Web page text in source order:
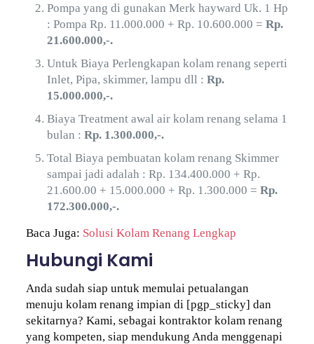
Pompa yang di gunakan Merk hayward Uk. 1 Hp
: Pompa Rp. 11.000.000 + Rp. 10.600.000 = Rp.
21.600.000,-.
Untuk Biaya Perlengkapan kolam renang seperti
Inlet, Pipa, skimmer, lampu dll : Rp.
15.000.000,-.
Biaya Treatment awal air kolam renang selama 1
bulan : Rp. 1.300.000,-.
Total Biaya pembuatan kolam renang Skimmer
sampai jadi adalah : Rp. 134.400.000 + Rp.
21.600.00 + 15.000.000 + Rp. 1.300.000 = Rp.
172.300.000,-.
Baca Juga: Solusi Kolam Renang Lengkap
Hubungi Kami
Anda sudah siap untuk memulai petualangan
menuju kolam renang impian di [pgp_sticky] dan
sekitarnya? Kami, sebagai kontraktor kolam renang
yang kompeten, siap mendukung Anda menggenapi